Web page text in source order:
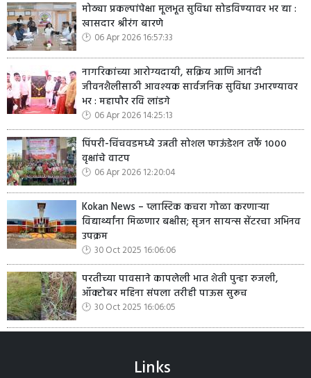
मोठ्या प्रकल्पांपेक्षा मूलभूत सुविधा सोडविण्यावर भर द्या :
खासदार श्रीरंग बारणे
06 Apr 2026 16:57:33
नागरिकांच्या आरोग्यदायी, सक्रिय आणि आनंदी
जीवनशैलीसाठी आवश्यक सार्वजनिक सुविधा उभारण्यावर
भर : महापौर रवि लांडगे
06 Apr 2026 14:25:13
पिंपरी-चिंचवडमध्ये उन्नती सोशल फाऊंडेशन तर्फे १०००
वृक्षांचे वाटप
06 Apr 2026 12:20:04
Kokan News – प्लास्टिक कचरा गोळा करणाऱ्या
विद्यार्थ्यांना मिळणार बक्षीस; सृजन सायन्स सेंटरचा अभिनव
उपक्रम
30 Oct 2025 16:06:06
परतीच्या पावसाने कापलेली भात शेती पुन्हा रुजली,
ऑक्टोबर महिना संपला तरीही पाऊस सुरूच
30 Oct 2025 16:06:05
Links